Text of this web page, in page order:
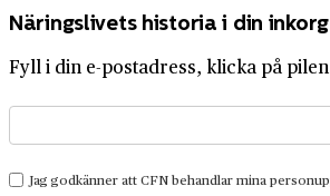
Näringslivets historia i din inkorg
Fyll i din e-postadress, klicka på pilen